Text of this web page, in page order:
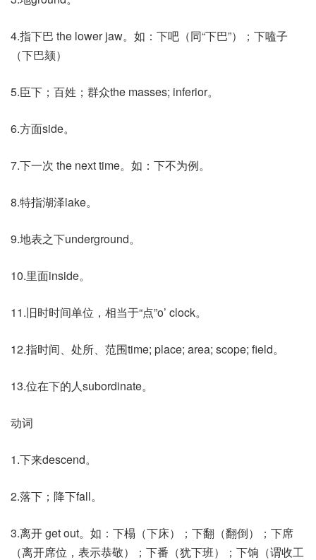
4.指下巴 the lower jaw。如：下吧（同“下巴”）；下嗑子
（下巴颏）
5.臣下；百姓；群众the masses; inferior。
6.方面side。
7.下一次 the next time。如：下不为例。
8.特指湖泽lake。
9.地表之下underground。
10.里面inside。
11.旧时时间单位，相当于“点”o’ clock。
12.指时间、处所、范围time; place; area; scope; field。
13.位在下的人subordinate。
动词
1.下来descend。
2.落下；降下fall。
3.离开 get out。如：下榻（下床）；下翻（翻倒）；下席
（离开席位，表示恭敬）；下番（犹下班）；下饷（谓收工